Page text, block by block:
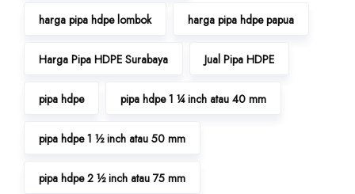
harga pipa hdpe lombok harga pipa hdpe papua
Harga Pipa HDPE Surabaya Jual Pipa HDPE
pipa hdpe pipa hdpe 1 ¼ inch atau 40 mm
pipa hdpe 1 ½ inch atau 50 mm
pipa hdpe 2 ½ inch atau 75 mm